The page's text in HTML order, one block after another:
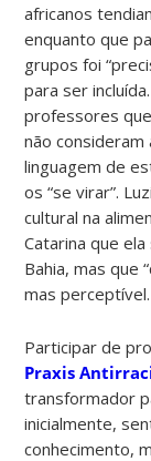
africanos
enquanto que
grupos foi
para ser
professores
não
linguagem de
os “se virar”.
cultural na
Catarina que
Bahia, mas que
mas perceptível.
Participar de
Praxis
transformador
inicialmente,
conhecimento,